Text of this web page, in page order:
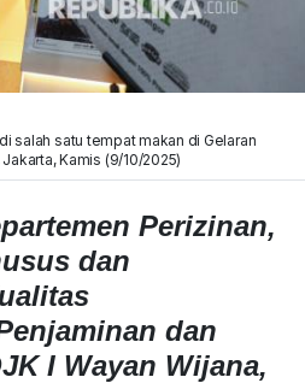
salah satu tempat makan di Gelaran
Kamis (9/10/2025)
Perizinan,
dan
dan
I Wayan Wijana,